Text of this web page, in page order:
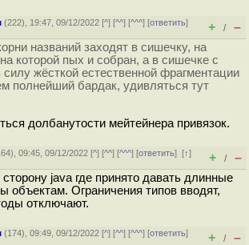
(222), 19:47, 09/12/2022 [^] [^^] [^^^] [ответить]
+ / –
названий заходят в сишечку, на
которой пых и собран, а в сишечке с
силу жёсткой естественной фрагментации
полнейший бардак, удивляться тут
долбанутости мейтейнера привязок.
), 09:45, 09/12/2022 [^] [^^] [^^^] [ответить][↑]
+ / –
java где принято давать длинные
объектам. Ограничения типов вводят,
отключают.
(174), 09:49, 09/12/2022 [^] [^^] [^^^] [ответить]
+ / –